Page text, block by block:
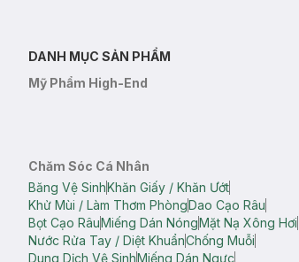
DANH MỤC SẢN PHẨM
Mỹ Phẩm High-End
Chăm Sóc Cá Nhân
Băng Vệ SinhKhăn Giấy / Khăn Ướt
Khử Mùi / Làm Thơm PhòngDao Cạo Râu
Bọt Cạo RâuMiếng Dán NóngMặt Nạ Xông Hơi
Nước Rửa Tay / Diệt KhuẩnChống Muỗi
Dung Dịch Vệ SinhMiếng Dán Ngực